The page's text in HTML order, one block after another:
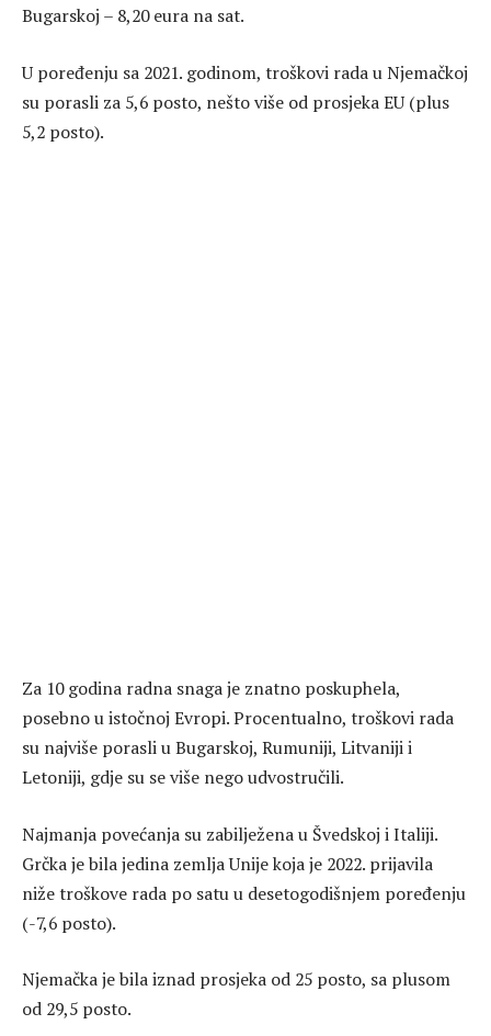
Bugarskoj – 8,20 eura na sat.
U poređenju sa 2021. godinom, troškovi rada u Njemačkoj
su porasli za 5,6 posto, nešto više od prosjeka EU (plus
5,2 posto).
Za 10 godina radna snaga je znatno poskuphela,
posebno u istočnoj Evropi. Procentualno, troškovi rada
su najviše porasli u Bugarskoj, Rumuniji, Litvaniji i
Letoniji, gdje su se više nego udvostručili.
Najmanja povećanja su zabilježena u Švedskoj i Italiji.
Grčka je bila jedina zemlja Unije koja je 2022. prijavila
niže troškove rada po satu u desetogodišnjem poređenju
(-7,6 posto).
Njemačka je bila iznad prosjeka od 25 posto, sa plusom
od 29,5 posto.